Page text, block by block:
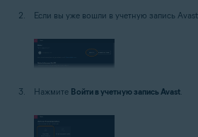
Если вы уже вошли в учетную запись
Нажмите Войти в учетную запись Avast.